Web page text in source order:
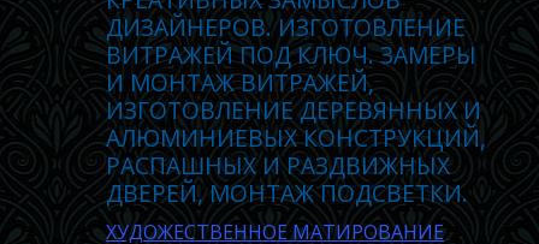
ДИЗАЙНЕРОВ. ИЗГОТОВЛЕНИЕ
ВИТРАЖЕЙ ПОД КЛЮЧ. ЗАМЕРЫ
И МОНТАЖ ВИТРАЖЕЙ,
ИЗГОТОВЛЕНИЕ ДЕРЕВЯННЫХ И
АЛЮМИНИЕВЫХ КОНСТРУКЦИЙ,
РАСПАШНЫХ И РАЗДВИЖНЫХ
ДВЕРЕЙ, МОНТАЖ ПОДСВЕТКИ.
ХУДОЖЕСТВЕННОЕ МАТИРОВАНИЕ